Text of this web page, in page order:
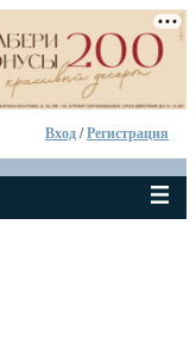
Вход /Регистрация